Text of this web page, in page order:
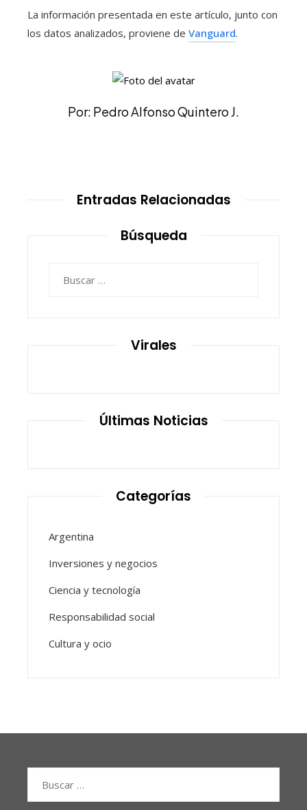
La información presentada en este artículo, junto con
los datos analizados, proviene de Vanguard.
Por: Pedro Alfonso Quintero J.
Entradas Relacionadas
Búsqueda
Virales
Últimas Noticias
Categorías
Argentina
Inversiones y negocios
Ciencia y tecnología
Responsabilidad social
Cultura y ocio